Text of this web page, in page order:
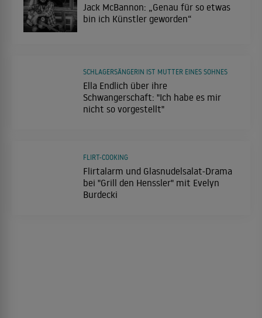
Jack McBannon: „Genau für so etwas
bin ich Künstler geworden“
Ella Endlich über ihre
Schwangerschaft: "Ich habe es mir
nicht so vorgestellt"
SCHLAGERSÄNGERIN IST MUTTER EINES SOHNES
Flirtalarm und Glasnudelsalat-Drama
bei "Grill den Henssler" mit Evelyn
Burdecki
FLIRT-COOKING